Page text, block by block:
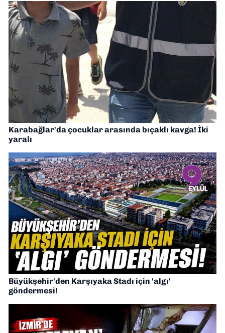
Karabağlar'da çocuklar arasında bıçaklı kavga! İki
yaralı
Büyükşehir'den Karşıyaka Stadı için 'algı'
göndermesi!